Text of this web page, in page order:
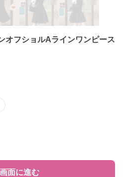
オフショルAラインワンピース
面に進む